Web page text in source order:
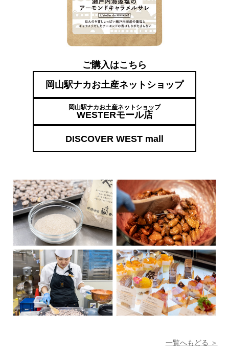
ご購入はこちら
岡山駅ナカお土産ネットショップ
岡山駅ナカお土産ネットショップ
WESTERモール店
DISCOVER WEST mall
一覧へもどる ＞